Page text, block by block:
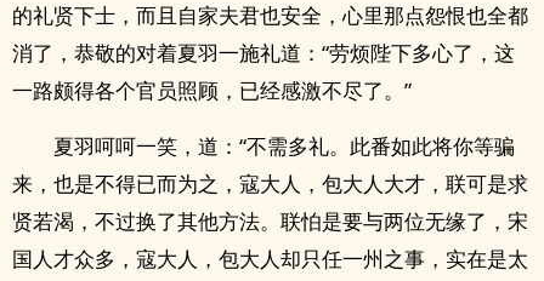
的礼贤下士，而且自家夫君也安全，心里那点怨恨也全都
消了，恭敬的对着夏羽一施礼道：“劳烦陛下多心了，这
一路颇得各个官员照顾，已经感激不尽了。”
夏羽呵呵一笑，道：“不需多礼。此番如此将你等骗
来，也是不得已而为之，寇大人，包大人大才，联可是求
贤若渴，不过换了其他方法。联怕是要与两位无缘了，宋
国人才众多，寇大人，包大人却只任一州之事，实在是太